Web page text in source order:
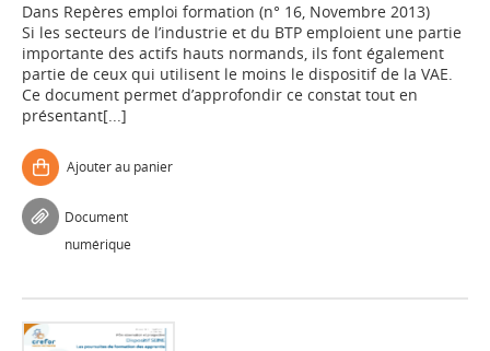
Dans Repères emploi formation (n° 16, Novembre 2013)
Si les secteurs de l’industrie et du BTP emploient une partie
importante des actifs hauts normands, ils font également
partie de ceux qui utilisent le moins le dispositif de la VAE.
Ce document permet d’approfondir ce constat tout en
présentant[...]
Ajouter au panier
Document
numérique